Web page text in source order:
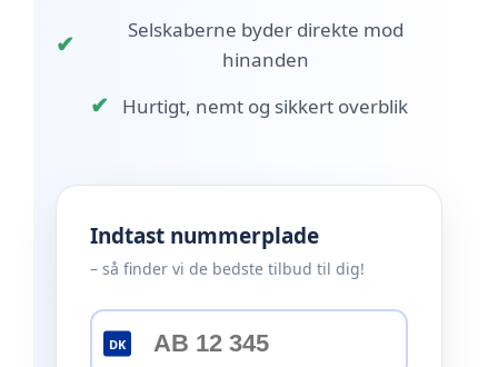
✔
Selskaberne byder direkte mod
hinanden
✔ Hurtigt, nemt og sikkert overblik
Indtast nummerplade
– så finder vi de bedste tilbud til dig!
DK